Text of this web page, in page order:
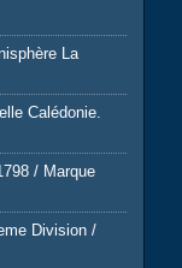
La
Calédonie.
/ Marque
Division /